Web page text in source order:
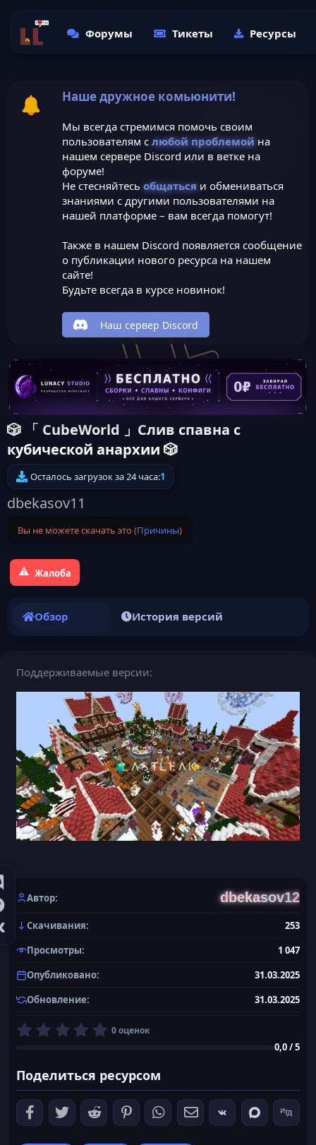
Форумы Тикеты Ресурсы
Наше дружное комьюнити!
Мы всегда стремимся помочь своим
пользователям с любой проблемойна
нашем сервере Discord или в ветке на
форуме!
Не стесняйтесь общатьсяи обмениваться
знаниями с другими пользователями на
нашей платформе – вам всегда помогут!
Также в нашем Discord появляется сообщение
о публикации нового ресурса на нашем
сайте!
Будьте всегда в курсе новинок!
Наш сервер Discord
🎲 「 CubeWorld 」Слив спавна с
кубической aнархии 🎲
Осталось загрузок за 24 часа:1
dbekasov11
Вы не можете скачать это (Причины)
Жалоба
Обзор История версий
Поддерживаемые версии
Автор dbekasov12
Скачивания
253
Просмотры
1 047
Опубликовано
31.03.2025
Обновление
31.03.2025
0
0
з
в
ё
з
0 оценок
0,0 / 5
Поделиться ресурсом